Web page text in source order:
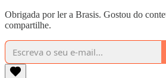
Obrigada por ler a Brasis. Gostou do
compartilhe.